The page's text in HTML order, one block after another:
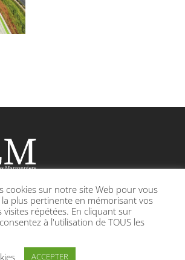
sous contrat d’association avec l’Etat
rue 69420 CONDRIEU
POLITIQUE DE CONFIDENTIALITÉ
cookies sur notre site Web pour vous
plus pertinente en mémorisant vos
visites répétées. En cliquant sur
à l'utilisation de TOUS les
ACCEPTER